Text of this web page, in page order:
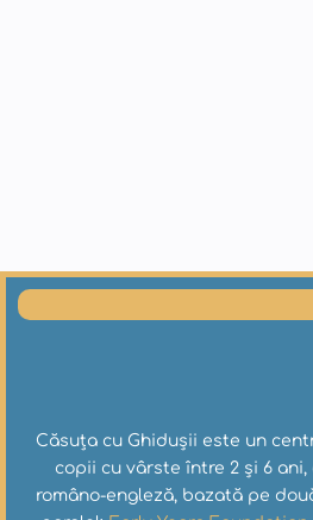
Căsuța cu Ghidușii este un
copii cu vârste între 2 și 6
româno-engleză, bazată pe